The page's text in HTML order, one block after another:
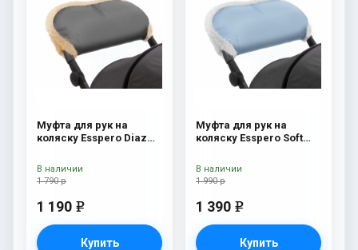
Муфта для рук на
коляску Esspero Diaz
Grey
1 790 р
1 190 e
Купить
В наличии
Муфта для рук на
коляску Esspero Soft
1 990 р
1 390 e
Купить
В наличии